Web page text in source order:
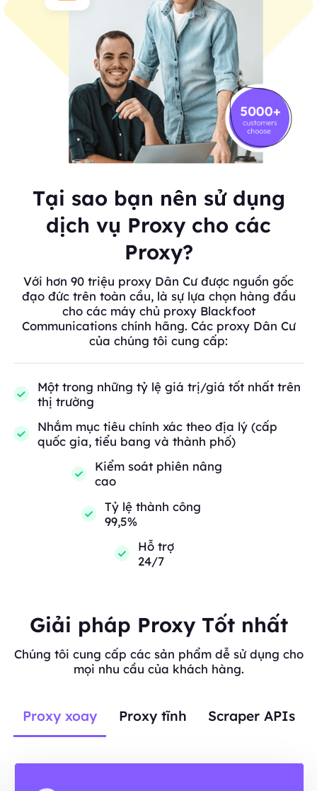
Tại sao bạn nên sử dụng
dịch vụ Proxy cho các
Proxy?
Với hơn 90 triệu proxy Dân Cư được nguồn gốc
đạo đức trên toàn cầu, là sự lựa chọn hàng đầu
cho các máy chủ proxy Blackfoot
Communications chính hãng. Các proxy Dân Cư
của chúng tôi cung cấp:
Một trong những tỷ lệ giá trị/giá tốt nhất trên
thị trường
Nhắm mục tiêu chính xác theo địa lý (cấp
quốc gia, tiểu bang và thành phố)
Kiểm soát phiên nâng
cao
Tỷ lệ thành công
99,5%
Hỗ trợ
24/7
Giải pháp Proxy Tốt nhất
Chúng tôi cung cấp các sản phẩm dễ sử dụng cho
mọi nhu cầu của khách hàng.
Proxy xoay Proxy tĩnh Scraper APIs